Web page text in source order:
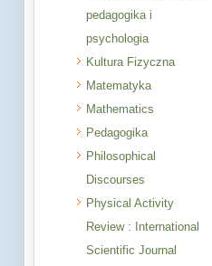
pedagogika i
psychologia
Kultura Fizyczna
Matematyka
Mathematics
Pedagogika
Philosophical
Discourses
Physical Activity
Review : International
Scientific Journal